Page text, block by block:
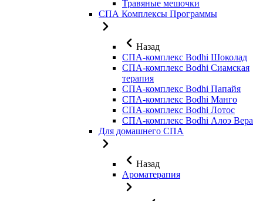
Травяные мешочки
СПА Комплексы Программы
Назад
СПА-комплекс Bodhi Шоколад
СПА-комплекс Bodhi Сиамская
терапия
СПА-комплекс Bodhi Папайя
СПА-комплекс Bodhi Манго
СПА-комплекс Bodhi Лотос
СПА-комплекс Bodhi Алоэ Вера
Для домашнего СПА
Назад
Ароматерапия